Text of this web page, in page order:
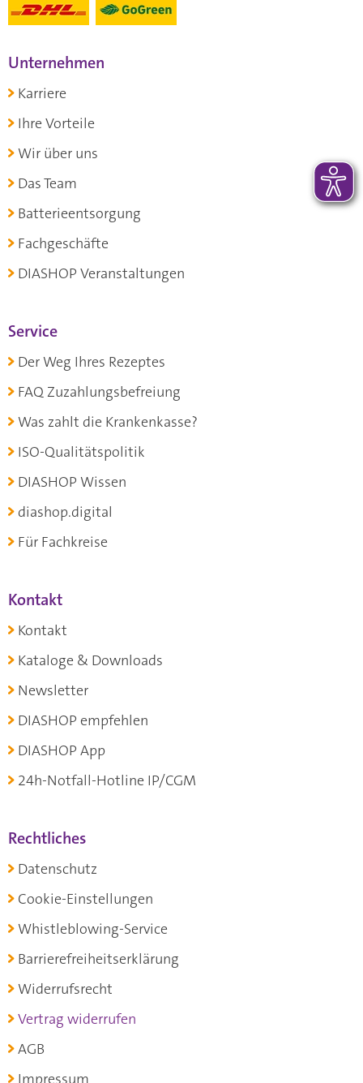
Unternehmen
Karriere
Ihre Vorteile
Wir über uns
Das Team
Batterieentsorgung
Fachgeschäfte
DIASHOP Veranstaltungen
Service
Der Weg Ihres Rezeptes
FAQ Zuzahlungsbefreiung
Was zahlt die Krankenkasse?
ISO-Qualitätspolitik
DIASHOP Wissen
diashop.digital
Für Fachkreise
Kontakt
Kontakt
Kataloge & Downloads
Newsletter
DIASHOP empfehlen
DIASHOP App
24h-Notfall-Hotline IP/CGM
Rechtliches
Datenschutz
Cookie-Einstellungen
Whistleblowing-Service
Barrierefreiheitserklärung
Widerrufsrecht
Vertrag widerrufen
AGB
Impressum